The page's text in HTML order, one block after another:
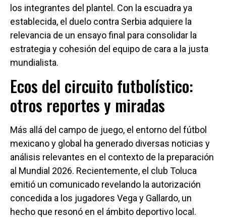
los integrantes del plantel. Con la escuadra ya
establecida, el duelo contra Serbia adquiere la
relevancia de un ensayo final para consolidar la
estrategia y cohesión del equipo de cara a la justa
mundialista.
Ecos del circuito futbolístico:
otros reportes y miradas
Más allá del campo de juego, el entorno del fútbol
mexicano y global ha generado diversas noticias y
análisis relevantes en el contexto de la preparación
al Mundial 2026. Recientemente, el club Toluca
emitió un comunicado revelando la autorización
concedida a los jugadores Vega y Gallardo, un
hecho que resonó en el ámbito deportivo local.